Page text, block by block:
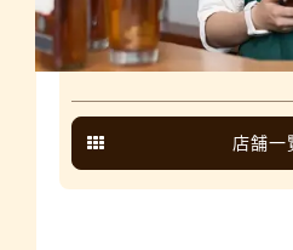
店舗一